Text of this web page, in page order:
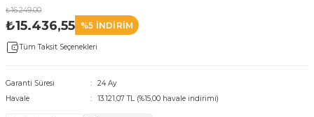
₺16.249,00
₺15.436,55 %5 İNDİRİM
Tüm Taksit Seçenekleri
Garanti Süresi
24 Ay
Havale
13.121,07 TL (%15,00 havale indirimi)